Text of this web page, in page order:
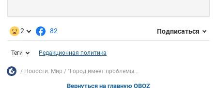
2 82 Подписаться
Теги Редакционная политика
Новости. Мир "Город имеет проблемы...
Вернуться на главную OBOZ